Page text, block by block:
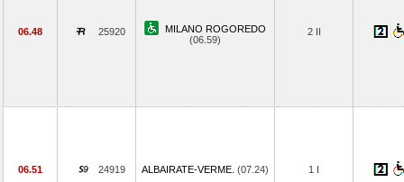
06.48 25920
MILANO ROGOREDO
(06.59)
2 II
06.51 24919 ALBAIRATE-VERME. (07.24) 1 I